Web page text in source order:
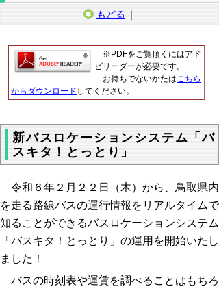
もどる ｜
※PDFをご覧頂くにはアド
ビリーダーが必要です。
お持ちでないかたはこちら
からダウンロード してください。
新バスロケーションシステム「バ
スキタ！とっとり」
令和６年２月２２日（木）から、鳥取県内
を走る路線バスの運行情報をリアルタイムで
知ることができるバスロケーションシステム
「バスキタ！とっとり」の運用を開始いたし
ました！
バスの時刻表や運賃を調べることはもちろ